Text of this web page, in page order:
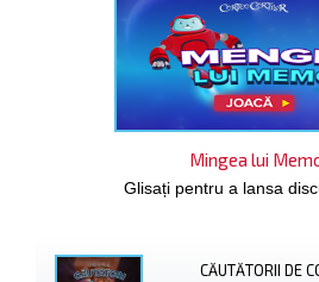
Mingea lui
Glisați pentru a lansa
CĂUTĂTORII DE